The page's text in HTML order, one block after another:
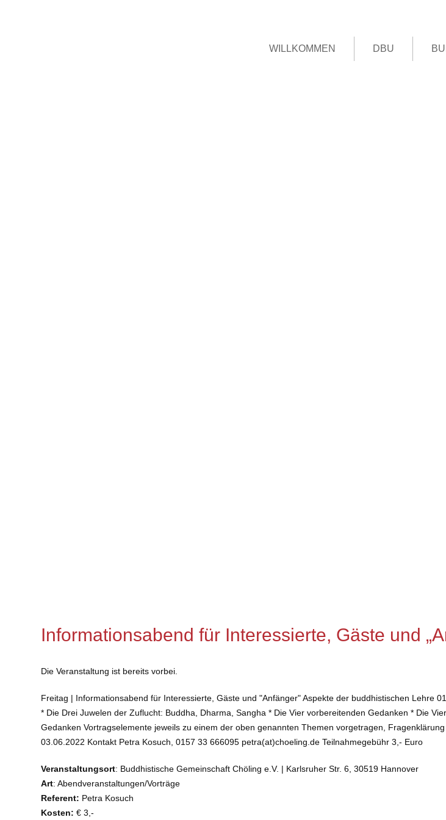
WILLKOMMEN DBU
Informationsabend für Interessierte, Gäste und
Die Veranstaltung ist bereits vorbei.
Freitag | Informationsabend für Interessierte, Gäste und "Anfänger" Aspekte der buddhistischen Lehre
* Die Drei Juwelen der Zuflucht: Buddha, Dharma, Sangha * Die Vier vorbereitenden Gedanken * Die
Gedanken Vortragselemente jeweils zu einem der oben genannten Themen vorgetragen,
03.06.2022 Kontakt Petra Kosuch, 0157 33 666095 petra(at)choeling.de Teilnahmegebühr 3,- Euro
Veranstaltungsort: Buddhistische Gemeinschaft Chöling e.V. | Karlsruher Str. 6, 30519 Hannover
Art: Abendveranstaltungen/Vorträge
Referent: Petra Kosuch
Kosten: € 3,-